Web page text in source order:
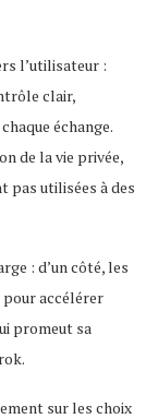
l’utilisateur :
clair,
échange.
de la vie privée,
pas utilisées à des
: d’un côté, les
accélérer
promeut sa
sur les choix